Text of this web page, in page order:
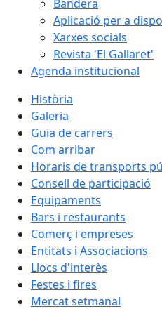
Bandera
Aplicació per a
Xarxes socials
Revista 'El Gallaret'
Agenda institucional
Història
Galeria
Guia de carrers
Com arribar
Horaris de transports
Consell de participació
Equipaments
Bars i restaurants
Comerç i empreses
Entitats i Associacions
Llocs d'interès
Festes i fires
Mercat setmanal